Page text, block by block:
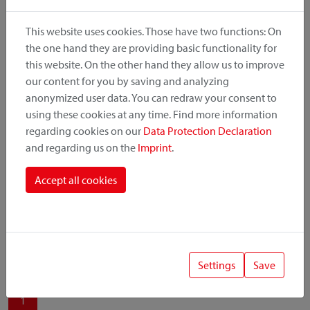
produit, le point de montage et le système de fixation.
Catégorie de produit
Position de montage
Système de fixation
1
This website uses cookies. Those have two functions: On
the one hand they are providing basic functionality for
this website. On the other hand they allow us to improve
our content for you by saving and analyzing
anonymized user data. You can redraw your consent to
using these cookies at any time. Find more information
regarding cookies on our Data Protection Declaration
and regarding us on the Imprint.
Accept all cookies
Settings Save